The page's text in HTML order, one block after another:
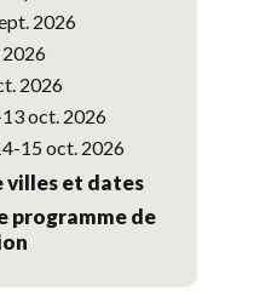
2026
2026
2026
oct. 2026
15 oct. 2026
villes et dates
programme de